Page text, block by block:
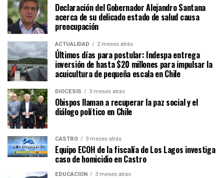
Declaración del Gobernador Alejandro Santana
acerca de su delicado estado de salud causa
preocupación
ACTUALIDAD 2 meses atrás
Últimos días para postular: Indespa entrega
inversión de hasta $20 millones para impulsar la
acuicultura de pequeña escala en Chile
DIÓCESIS 3 meses atrás
Obispos llaman a recuperar la paz social y el
diálogo político en Chile
CASTRO 3 meses atrás
Equipo ECOH de la fiscalía de Los Lagos investiga
caso de homicidio en Castro
EDUCACIÓN 3 meses atrás